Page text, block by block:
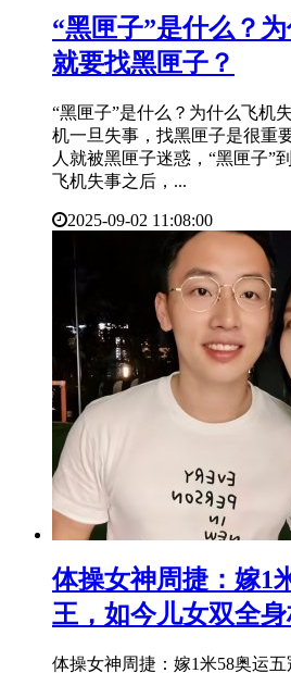
​“黑匣子”是什么？
就要找黑匣子？
“黑匣子”是什么？为什么飞机
机一旦失事，找黑匣子是很重
人就被黑匣子迷惑，“黑匣子”
飞机失事之后，...
2025-09-02 11:08:00
体操女神周捷：嫁1
王，如今儿女双全
体操女神周捷：嫁1米58奥运